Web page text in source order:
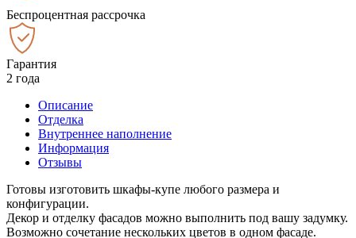
Беспроцентная рассрочка
Гарантия
2 года
Описание
Отделка
Внутреннее наполнение
Информация
Отзывы
Готовы изготовить шкафы-купе любого размера и
конфигурации.
Декор и отделку фасадов можно выполнить под вашу задумку.
Возможно сочетание нескольких цветов в одном фасаде.